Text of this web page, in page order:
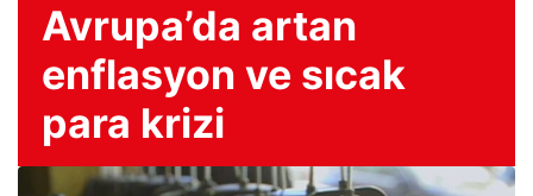
Avrupa’da artan
enflasyon ve sıcak
para krizi